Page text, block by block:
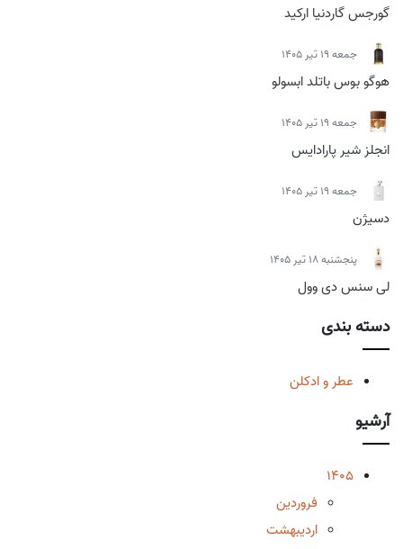
گورجس گاردنیا ارکید
جمعه 19 تیر 1405
هوگو بوس باتلد ابسولو
جمعه 19 تیر 1405
انجلز شیر پارادایس
جمعه 19 تیر 1405
دسیژن
پنجشنبه 18 تیر 1405
لی سنس دی وول
دسته بندی
عطر و ادکلن
آرشیو
1405
فروردین
اردیبهشت